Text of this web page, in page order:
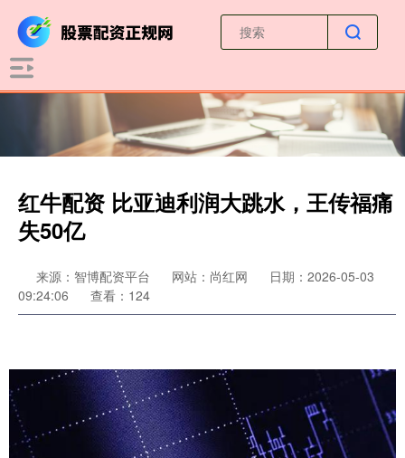
红牛配资 比亚迪利润大跳水，王传福痛
失50亿
来源：智博配资平台 网站：尚红网
日期：2026-05-03
09:24:06
查看：124